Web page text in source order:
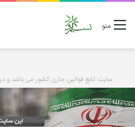
منو
سایت تابع قوانین جاری کشور می